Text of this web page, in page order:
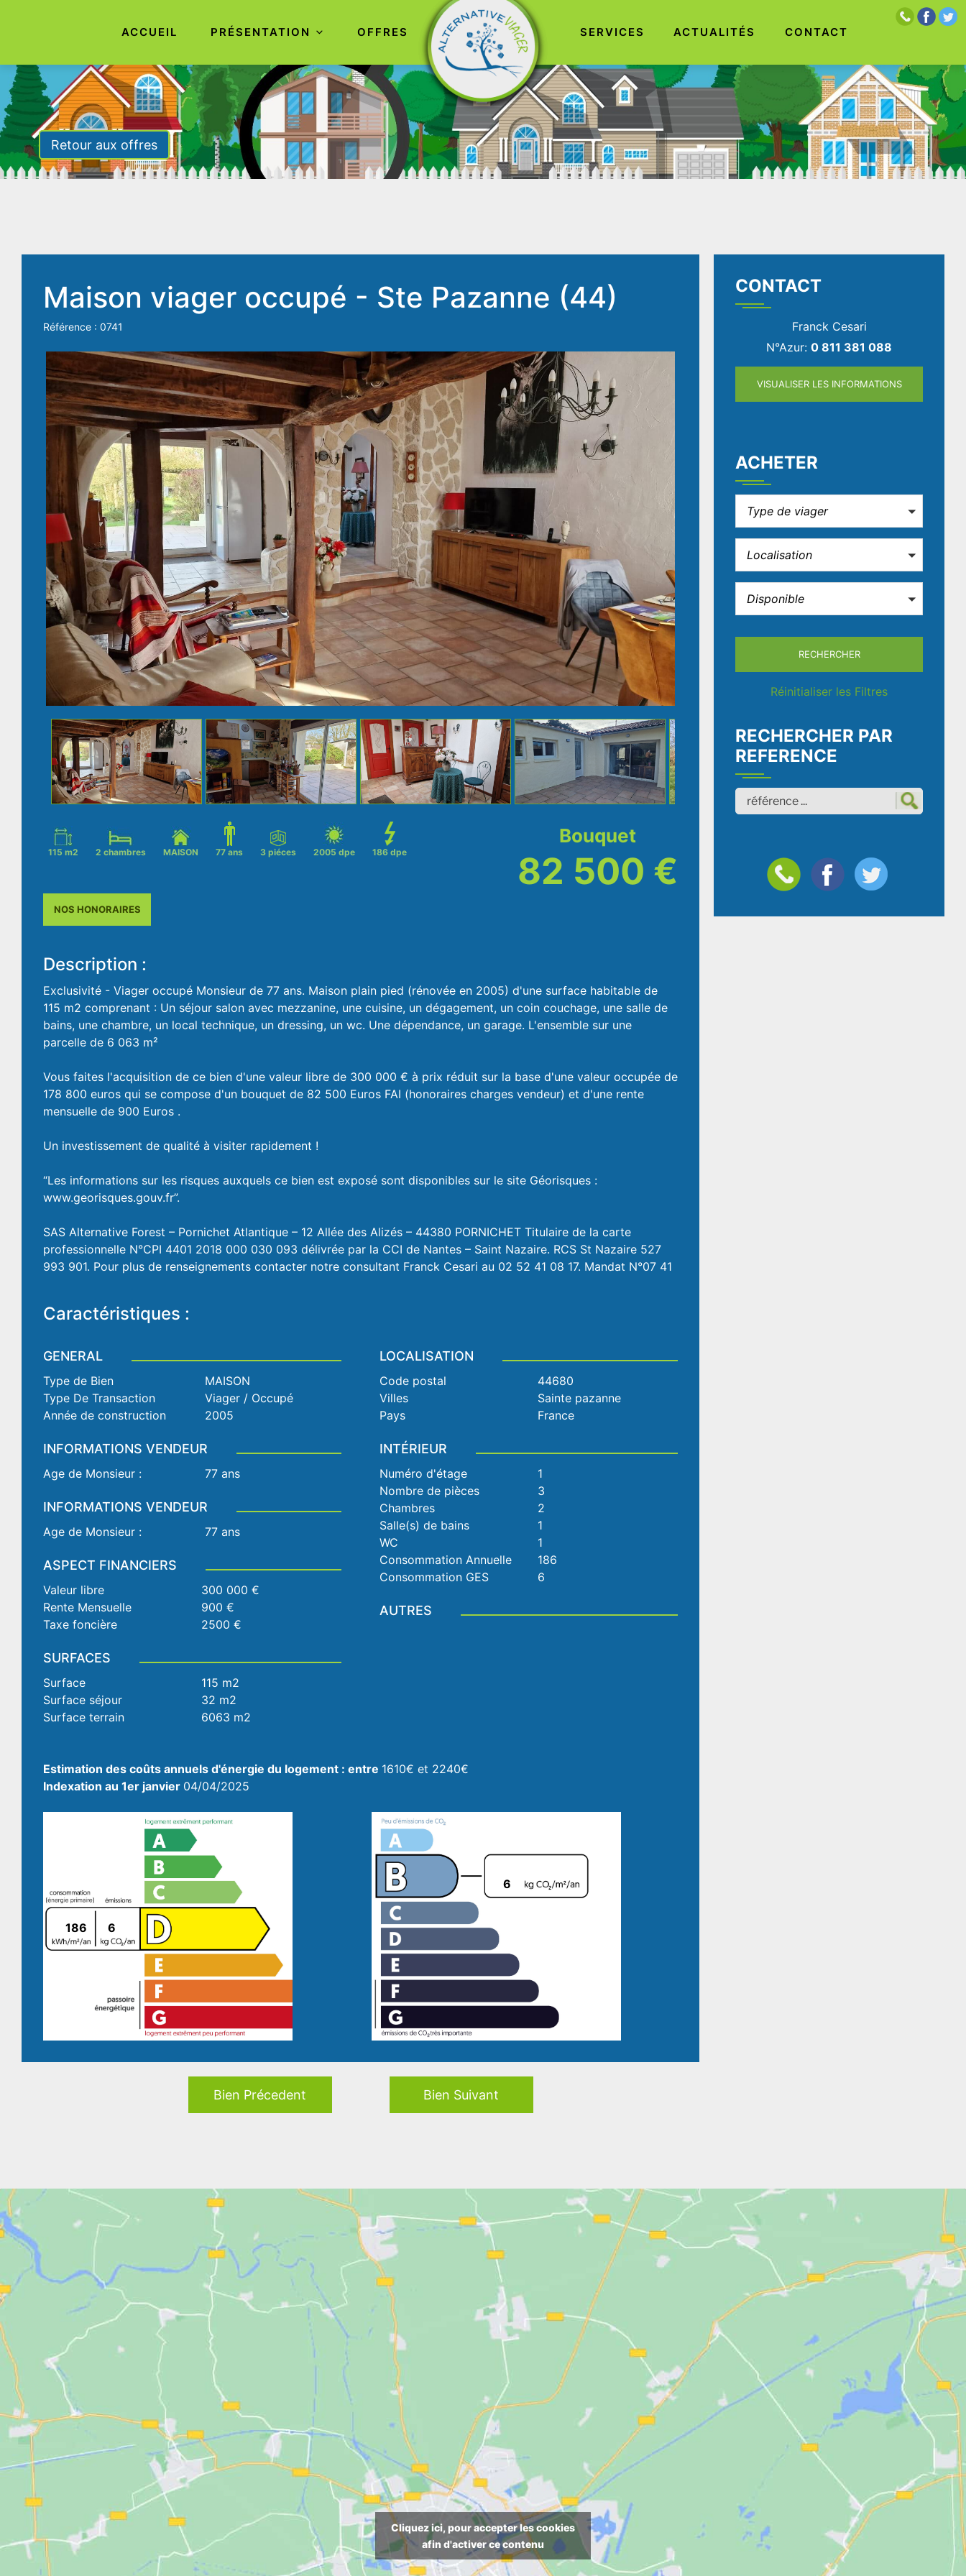
Aller
au
contenu
principal
ACCUEIL PRÉSENTATION OFFRES SERVICES ACTUALITÉS CONTACT
Retour aux offres
Maison viager occupé - Ste Pazanne (44)
Référence : 0741
115 m2 2 chambres MAISON 77 ans 3 piéces 2005 dpe 186 dpe
Bouquet
82 500 €
NOS HONORAIRES
Description :
Exclusivité - Viager occupé Monsieur de 77 ans. Maison plain pied (rénovée en 2005) d'une surface habitable de
115 m2 comprenant : Un séjour salon avec mezzanine, une cuisine, un dégagement, un coin couchage, une salle de
bains, une chambre, un local technique, un dressing, un wc. Une dépendance, un garage. L'ensemble sur une
parcelle de 6 063 m²
Vous faites l'acquisition de ce bien d'une valeur libre de 300 000 € à prix réduit sur la base d'une valeur occupée de
178 800 euros qui se compose d'un bouquet de 82 500 Euros FAI (honoraires charges vendeur) et d'une rente
mensuelle de 900 Euros .
Un investissement de qualité à visiter rapidement !
“Les informations sur les risques auxquels ce bien est exposé sont disponibles sur le site Géorisques :
www.georisques.gouv.fr”.
SAS Alternative Forest – Pornichet Atlantique – 12 Allée des Alizés – 44380 PORNICHET Titulaire de la carte
professionnelle N°CPI 4401 2018 000 030 093 délivrée par la CCI de Nantes – Saint Nazaire. RCS St Nazaire 527
993 901. Pour plus de renseignements contacter notre consultant Franck Cesari au 02 52 41 08 17. Mandat N°07 41
Caractéristiques :
GENERAL
Type de Bien
MAISON
Type De Transaction
Viager / Occupé
Année de construction
2005
INFORMATIONS VENDEUR
Age de Monsieur : 77 ans
INFORMATIONS VENDEUR
Age de Monsieur : 77 ans
ASPECT FINANCIERS
Valeur libre
300 000 €
Rente Mensuelle
900 €
Taxe foncière
2500 €
SURFACES
Surface
115 m2
Surface séjour
32 m2
Surface terrain
6063 m2
LOCALISATION
Code postal
44680
Villes
Sainte pazanne
Pays
France
INTÉRIEUR
Numéro d'étage
1
Nombre de pièces
3
Chambres
2
Salle(s) de bains
1
WC
1
Consommation Annuelle
186
Consommation GES
6
AUTRES
Estimation des coûts annuels d'énergie du logement : entre 1610€ et 2240€
Indexation au 1er janvier 04/04/2025
186 6
6
Bien Précedent Bien Suivant
CONTACT
Franck Cesari
N°Azur: 0 811 381 088
VISUALISER LES INFORMATIONS
ACHETER
Type de viager
Localisation
Disponible
RECHERCHER
Réinitialiser les Filtres
RECHERCHER PAR
REFERENCE
Cliquez ici, pour accepter les cookies
afin d'activer ce contenu